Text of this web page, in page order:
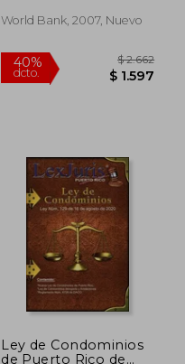
40%
dcto.
azerbaijan, and
World Bank, 2007, Nuevo
Ley de Condominios
de Puerto Rico de